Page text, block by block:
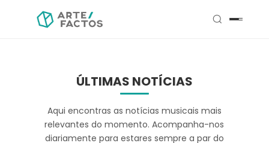
ÚLTIMAS NOTÍCIAS
Aqui encontras as notícias musicais mais
relevantes do momento. Acompanha-nos
diariamente para estares sempre a par do